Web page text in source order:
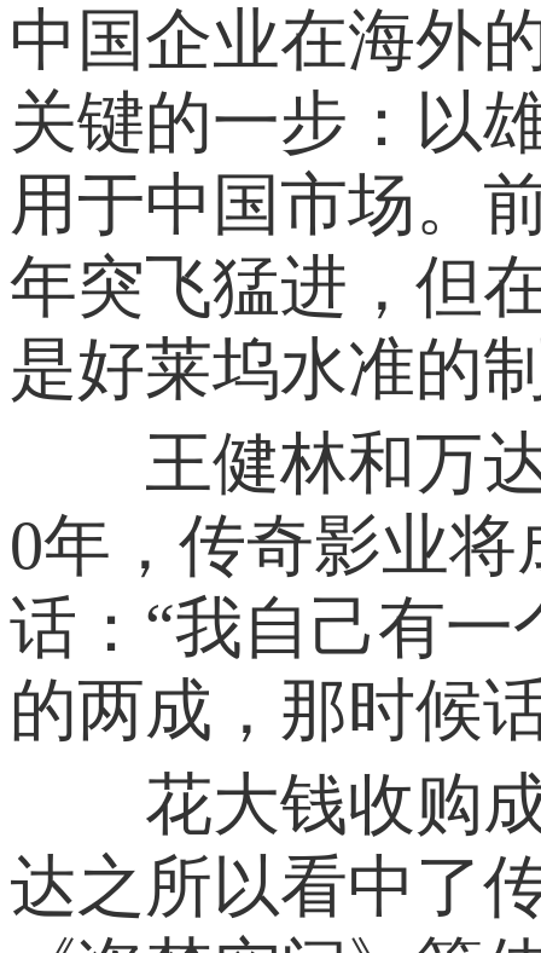
中国企业在海外
关键的一步：以
用于中国市场。
年突飞猛进，但
是好莱坞水准的
王健林和万达
0年，传奇影业
话：“我自己有
的两成，那时候
花大钱收购成
达之所以看中了